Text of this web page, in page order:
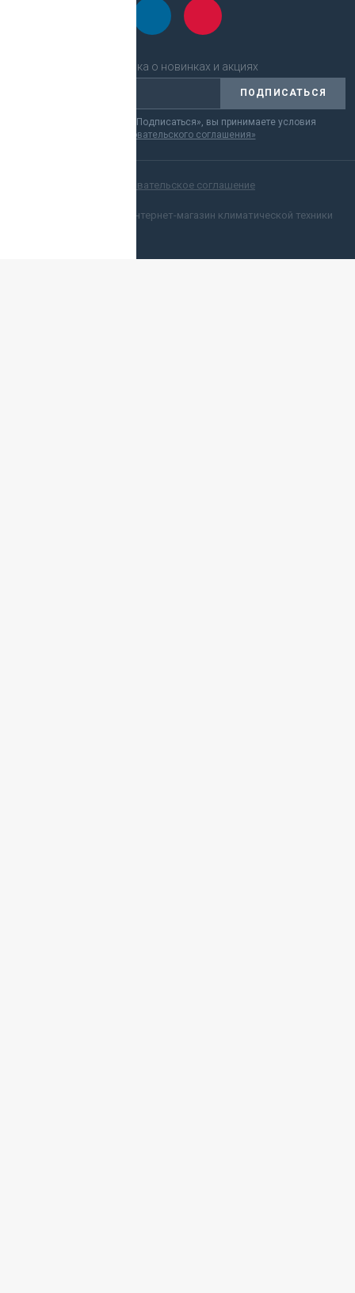
Рассылка о новинках и акциях
ПОДПИСАТЬСЯ
Нажимая на кнопку «Подписаться», вы принимаете условия
«Пользовательского соглашения»
Пользовательское соглашение
© 2012-2025 Кондос - Интернет-магазин климатической техники